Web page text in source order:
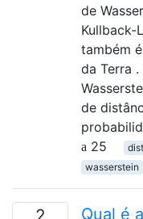
de
Kullback-
também
da Terra
de
25
wasserstein
Qual é